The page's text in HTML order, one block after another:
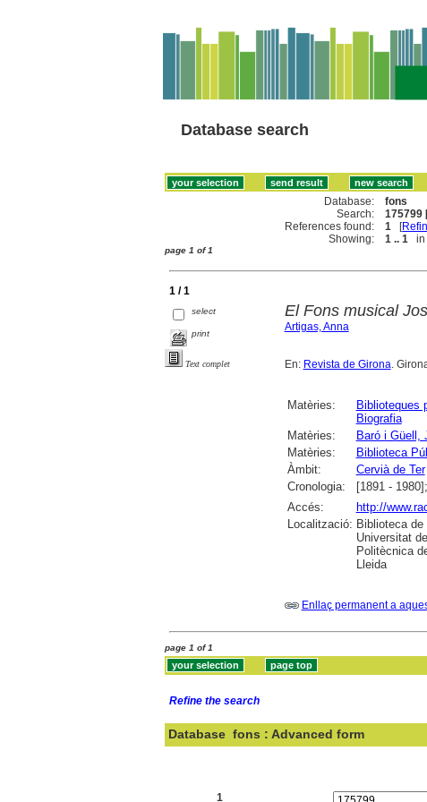
Database search
Database:
fons
Search:
175799
References found:
1 [
Showing:
1 .. 1 in
page 1 of 1
1 / 1
select
print
Text complet
El Fons musical
Artigas, Anna
En: Revista de Girona.
Matèries: Biblioteques
Biografia
Matèries:
Baró i Güell,
Matèries:
Biblioteca
Àmbit:
Cervià de Ter
Cronologia:
[1891 -
Accés:
http://
Localització: Biblioteca
Universitat
Politècnica
Lleida
Enllaç permanent a
page 1 of 1
Refine the search
Database fons : Advanced form
1